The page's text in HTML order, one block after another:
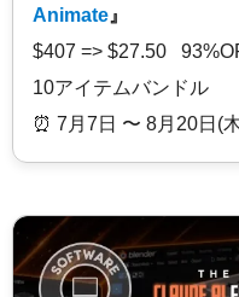
Animate 』
$407 => $27.50
10アイテムバンドル
⏰️ 7月7日 〜 8月20日(